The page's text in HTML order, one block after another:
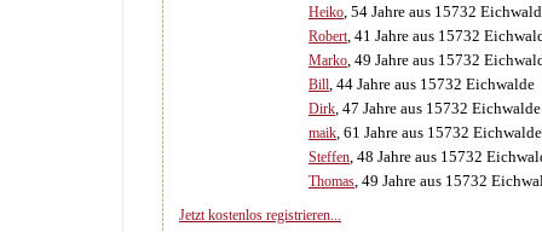
Heiko, 54 Jahre aus 15732
Robert, 41 Jahre aus 15732
Marko, 49 Jahre aus 15732
Bill, 44 Jahre aus 15732 Eichwalde
Dirk, 47 Jahre aus 15732 Eichwalde
maik, 61 Jahre aus 15732 Eichwalde
Steffen, 48 Jahre aus 15732
Thomas, 49 Jahre aus 15732
Jetzt kostenlos registrieren...